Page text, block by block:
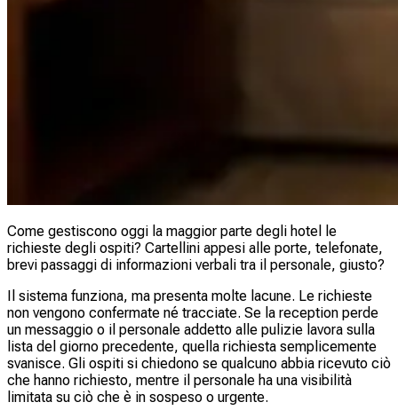
Come gestiscono oggi la maggior parte degli hotel le
richieste degli ospiti? Cartellini appesi alle porte, telefonate,
brevi passaggi di informazioni verbali tra il personale, giusto?
Il sistema funziona, ma presenta molte lacune. Le richieste
non vengono confermate né tracciate. Se la reception perde
un messaggio o il personale addetto alle pulizie lavora sulla
lista del giorno precedente, quella richiesta semplicemente
svanisce. Gli ospiti si chiedono se qualcuno abbia ricevuto ciò
che hanno richiesto, mentre il personale ha una visibilità
limitata su ciò che è in sospeso o urgente.